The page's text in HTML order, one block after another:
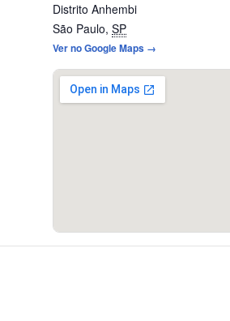
Distrito Anhembi
São Paulo, SP
Ver no Google Maps →